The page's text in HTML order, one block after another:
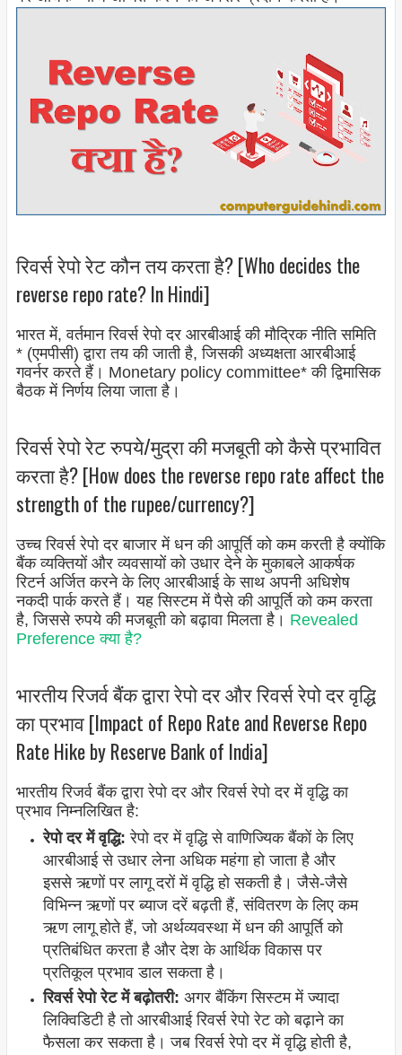
रिवर्स रेपो रेट कौन तय करता है? [Who decides the
reverse repo rate? In Hindi]
भारत में, वर्तमान रिवर्स रेपो दर आरबीआई की मौद्रिक नीति समिति
* (एमपीसी) द्वारा तय की जाती है, जिसकी अध्यक्षता आरबीआई
गवर्नर करते हैं। Monetary policy committee* की द्विमासिक
बैठक में निर्णय लिया जाता है।
रिवर्स रेपो रेट रुपये/मुद्रा की मजबूती को कैसे प्रभावित
करता है? [How does the reverse repo rate affect the
strength of the rupee/currency?]
उच्च रिवर्स रेपो दर बाजार में धन की आपूर्ति को कम करती है क्योंकि
बैंक व्यक्तियों और व्यवसायों को उधार देने के मुकाबले आकर्षक
रिटर्न अर्जित करने के लिए आरबीआई के साथ अपनी अधिशेष
नकदी पार्क करते हैं। यह सिस्टम में पैसे की आपूर्ति को कम करता
है, जिससे रुपये की मजबूती को बढ़ावा मिलता है। Revealed
Preference क्या है?
भारतीय रिजर्व बैंक द्वारा रेपो दर और रिवर्स रेपो दर वृद्धि
का प्रभाव [Impact of Repo Rate and Reverse Repo
Rate Hike by Reserve Bank of India]
भारतीय रिजर्व बैंक द्वारा रेपो दर और रिवर्स रेपो दर में वृद्धि का
प्रभाव निम्नलिखित है:
रेपो दर में वृद्धि: रेपो दर में वृद्धि से वाणिज्यिक बैंकों के लिए
आरबीआई से उधार लेना अधिक महंगा हो जाता है और
इससे ऋणों पर लागू दरों में वृद्धि हो सकती है। जैसे-जैसे
विभिन्न ऋणों पर ब्याज दरें बढ़ती हैं, संवितरण के लिए कम
ऋण लागू होते हैं, जो अर्थव्यवस्था में धन की आपूर्ति को
प्रतिबंधित करता है और देश के आर्थिक विकास पर
प्रतिकूल प्रभाव डाल सकता है।
रिवर्स रेपो रेट में बढ़ोतरी: अगर बैंकिंग सिस्टम में ज्यादा
लिक्विडिटी है तो आरबीआई रिवर्स रेपो रेट को बढ़ाने का
फैसला कर सकता है। जब रिवर्स रेपो दर में वृद्धि होती है,